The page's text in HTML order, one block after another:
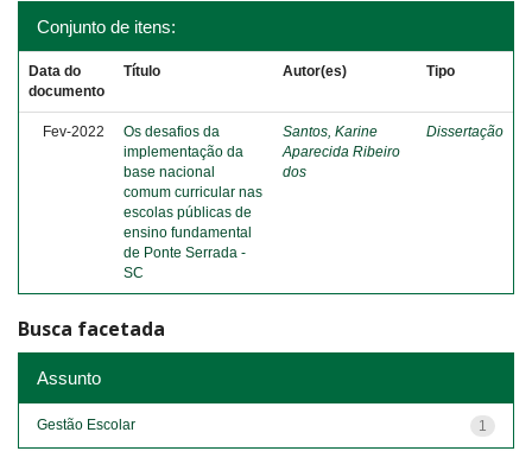
Conjunto de itens:
Data do
documento
Título Autor(es) Tipo
Fev-2022
Os desafios da
implementação da
base nacional
comum curricular nas
escolas públicas de
ensino fundamental
de Ponte Serrada -
SC
Santos, Karine
Aparecida Ribeiro
dos
Dissertação
Busca facetada
Assunto
1
Gestão Escolar